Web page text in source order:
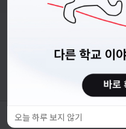
채용사이트 바로가기
서울특별시 마포구 양화로 113, 5층
개인정보처리방침 커
© 에브리커리어(캠퍼스픽)
오늘 하루 보지 않기